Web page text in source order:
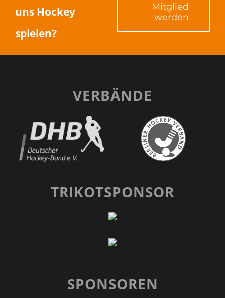
uns Hockey
spielen?
Mitglied
werden
VERBÄNDE
TRIKOTSPONSOR
SPONSOREN